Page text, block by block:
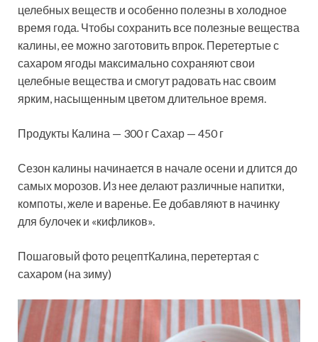
целебных веществ и особенно полезны в холодное
время года. Чтобы сохранить все полезные вещества
калины, ее можно заготовить впрок. Перетертые с
сахаром ягоды максимально сохраняют свои
целебные вещества и смогут радовать нассвоим
ярким, насыщенным цветом длительное время.
Продукты Калина — 300 г Сахар — 450 г
Сезон калины начинается в начале осени и длится до
самых морозов. Из нее делают различные напитки,
компоты, желе и варенье. Ее добавляют в начинку
для булочек и «кифликов».
Пошаговый фото рецептКалина, перетертая с
сахаром (на зиму)